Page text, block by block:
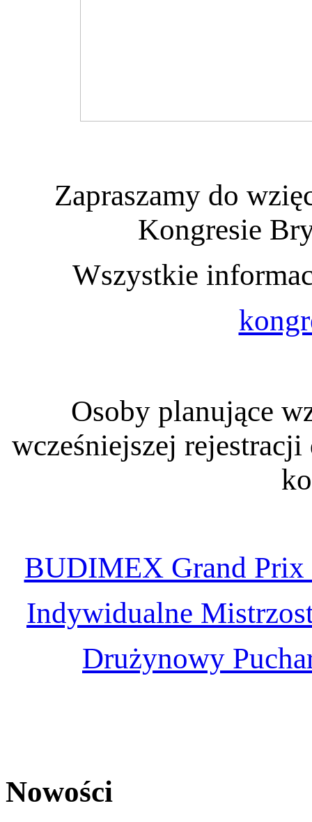
Zapraszamy do
Kongresie
Wszystkie
Osoby planujące
wcześniejszej
BUDIMEX Grand Prix
Indywidualne
Drużynowy
Nowości